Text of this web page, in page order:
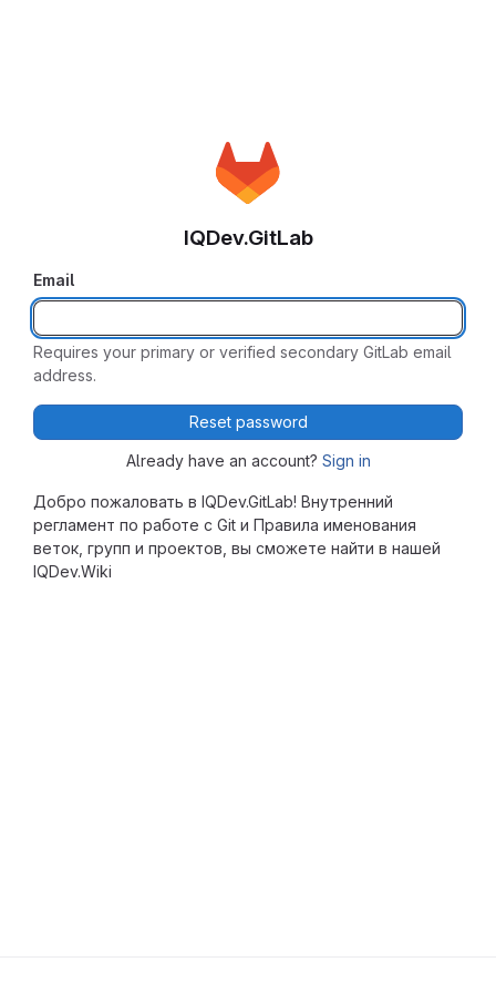
Добро пожаловать в IQDev.GitLab! Внутренний
регламент по работе c Git и Правила именования
веток, групп и проектов, вы сможете найти в нашей
IQDev.Wiki
IQDev.GitLab
Email
Requires your primary or verified secondary GitLab email
address.
Reset password
Already have an account? Sign in